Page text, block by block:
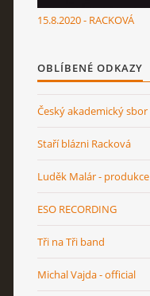
15.8.2020 - RACKOVÁ
OBLÍBENÉ ODKAZY
Český akademický sbor
Staří blázni Racková
Luděk Malár - produkce
ESO RECORDING
Tři na Tři band
Michal Vajda - official